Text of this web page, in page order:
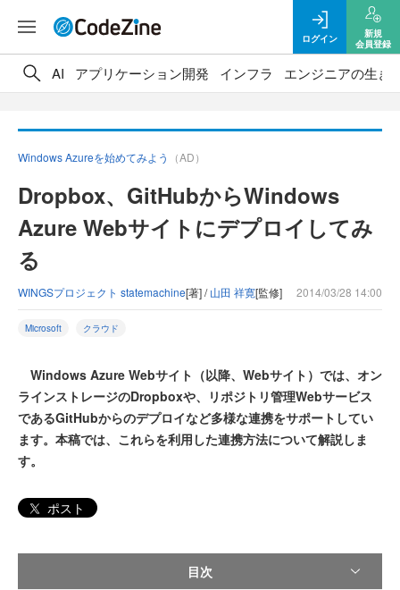
ログイン
新規
会員登録
AI アプリケーション開発 インフラ エンジニアの生き
Windows Azureを始めてみよう （AD）
Dropbox、GitHubからWindows
Azure Webサイトにデプロイしてみ
る
WINGSプロジェクト statemachine[著] /山田 祥寛[監修] 2014/03/28 14:00
Microsoft クラウド
Windows Azure Webサイト（以降、Webサイト）では、オン
ラインストレージのDropboxや、リポジトリ管理Webサービス
であるGitHubからのデプロイなど多様な連携をサポートしてい
ます。本稿では、これらを利用した連携方法について解説しま
す。
ポスト
目次